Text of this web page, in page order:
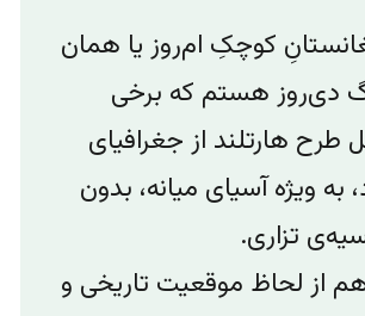
کوچکِ ام‌روز یا همان
دی‌روز هستم که برخی
هارتلند از جغرافیای
به ویژه آسیای میانه، بدون
تزاری.
از لحاظ موقعیت تاریخی و